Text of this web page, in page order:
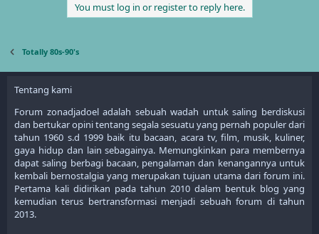
:
You must log in or register to reply here.
Totally 80s-90's
Tentang kami
Forum zonadjadoel adalah sebuah wadah untuk saling berdiskusi
dan bertukar opini tentang segala sesuatu yang pernah populer dari
tahun 1960 s.d 1999 baik itu bacaan, acara tv, film, musik, kuliner,
gaya hidup dan lain sebagainya. Memungkinkan para membernya
dapat saling berbagi bacaan, pengalaman dan kenangannya untuk
kembali bernostalgia yang merupakan tujuan utama dari forum ini.
Pertama kali didirikan pada tahun 2010 dalam bentuk blog yang
kemudian terus bertransformasi menjadi sebuah forum di tahun
2013.